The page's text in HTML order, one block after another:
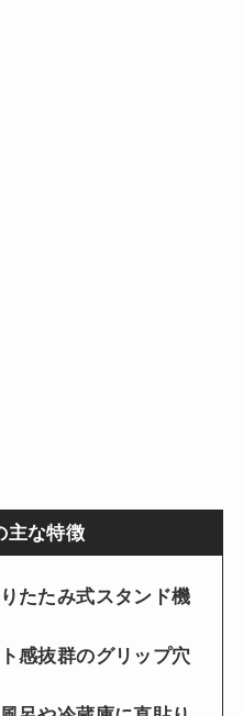
主な特徴
たたみ式スタンド機
感抜群のグリップ穴